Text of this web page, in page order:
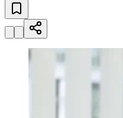
AldeiaAldeia da Serra
Belval
Cruz Preta
Militar
Jandira Jardim
Jardim dos Altos
Jardim Graziela
Jardim Líbano Jardim